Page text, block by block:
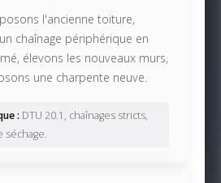
l'ancienne toiture,
chaînage périphérique en
élevons les nouveaux murs,
une charpente neuve.
: DTU 20.1, chaînages stricts,
séchage.